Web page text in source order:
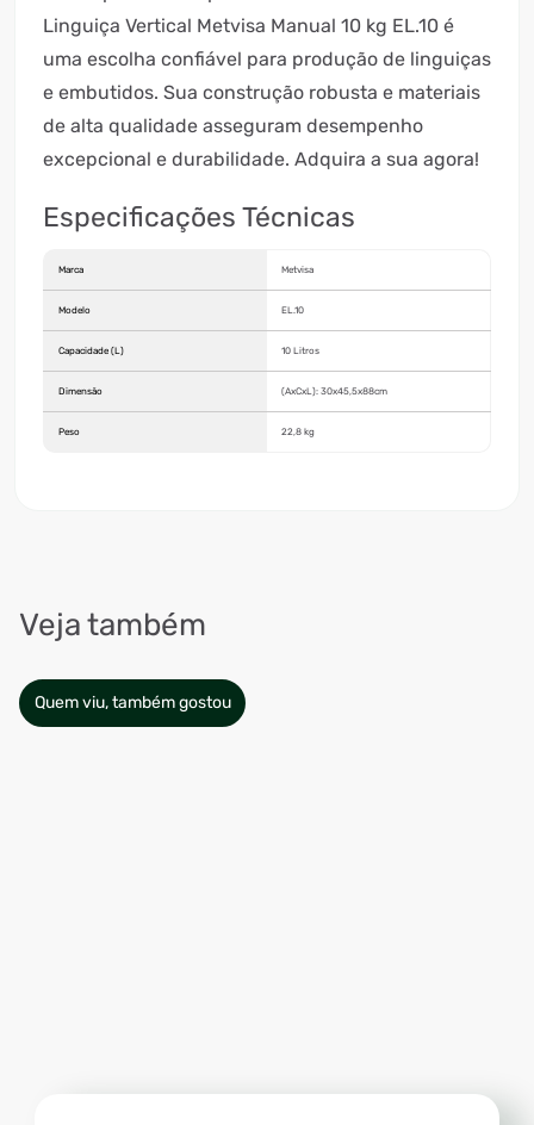
Linguiça Vertical Metvisa Manual 10 kg EL.10 é
uma escolha confiável para produção de linguiças
e embutidos. Sua construção robusta e materiais
de alta qualidade asseguram desempenho
excepcional e durabilidade. Adquira a sua agora!
Especificações Técnicas
Marca Metvisa
Modelo EL.10
Capacidade (L) 10 Litros
Dimensão (AxCxL): 30x45,5x88cm
Peso 22,8 kg
Veja também
Quem viu, também gostou